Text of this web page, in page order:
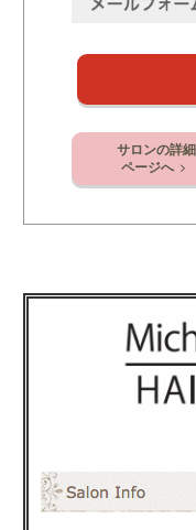
サロンの詳細
ページへ